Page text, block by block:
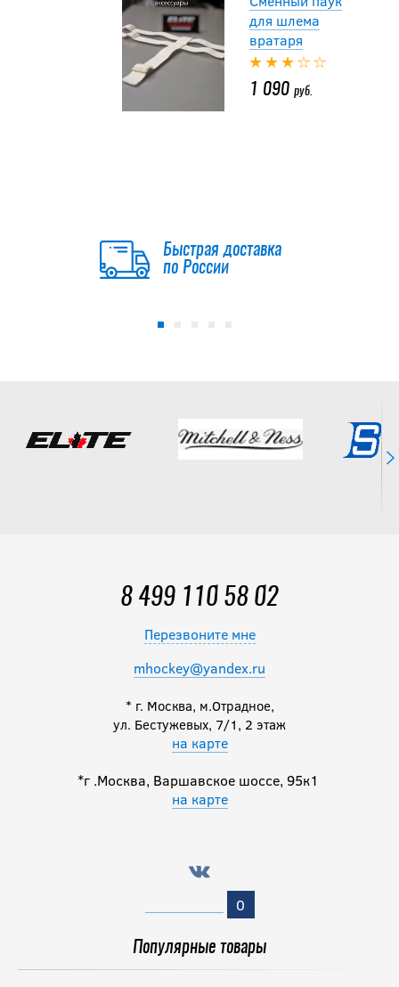
для шлема
вратаря
1 090 руб.
1 190
Быстрая доставка
по России
8 499 110 58 02
Перезвоните мне
mhockey@yandex.ru
* г. Москва, м.Отрадное,
ул. Бестужевых, 7/1, 2 этаж
на карте
*г .Москва, Варшавское шоссе, 95к1
на карте
0
Популярные товары